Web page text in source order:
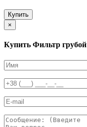
Купить
×
Купить Фильтр